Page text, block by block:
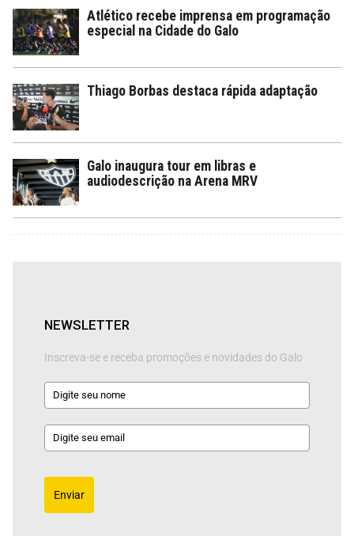
Atlético recebe imprensa em programação
especial na Cidade do Galo
Thiago Borbas destaca rápida adaptação
Galo inaugura tour em libras e
audiodescrição na Arena MRV
NEWSLETTER
Inscreva-se e receba promoções e novidades do Galo
Enviar